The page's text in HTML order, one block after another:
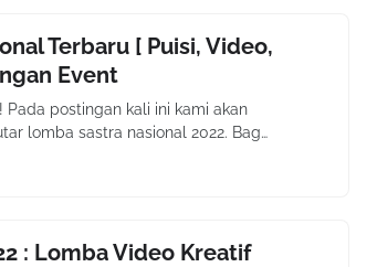
Terbaru [ Puisi, Video,
Event
Pada postingan kali ini kami akan
lomba sastra nasional 2022. Bag…
: Lomba Video Kreatif